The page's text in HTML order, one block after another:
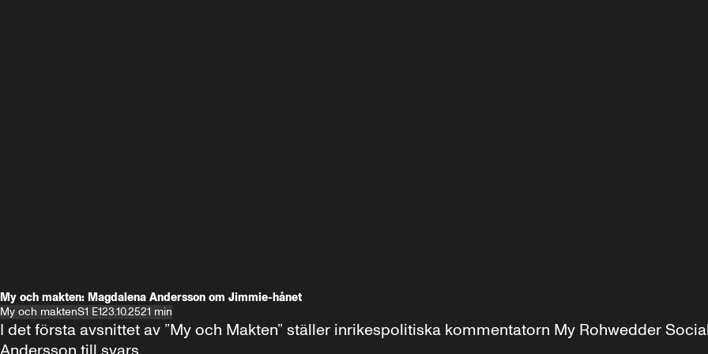
My och makten: Magdalena Andersson om Jimmie-hånet
My och maktenS1 E123.10.2521 min
I det första avsnittet av ”My och Makten” ställer inrikespolitiska kommentatorn My Rohwedder
Andersson till svars.